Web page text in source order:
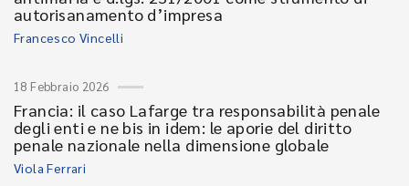
autorisanamento d’impresa
Francesco Vincelli
18 Febbraio 2026
Francia: il caso Lafarge tra responsabilità penale
degli enti e ne bis in idem: le aporie del diritto
penale nazionale nella dimensione globale
Viola Ferrari